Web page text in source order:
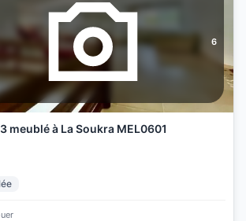
6
meublé à La Soukra MEL0601